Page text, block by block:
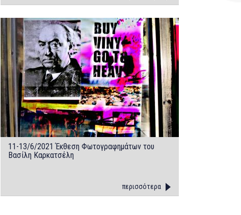
11-13/6/2021 Έκθεση Φωτογραφημάτων του
Βασίλη Καρκατσέλη
περισσότερα